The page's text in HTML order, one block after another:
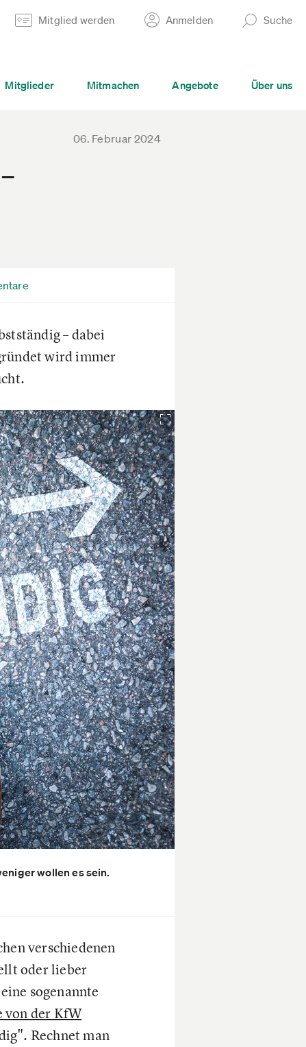
Mitglied werden Anmelden Suche
Mitglieder Mitmachen Angebote Über uns
06. Februar 2024
– dabei
wird immer
wollen es sein.
verschiedenen
oder lieber
sogenannte
von der KfW
Rechnet man